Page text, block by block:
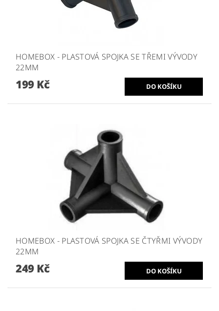
HOMEBOX - PLASTOVÁ SPOJKA SE TŘEMI VÝVODY
22MM
199 Kč
HOMEBOX - PLASTOVÁ SPOJKA SE ČTYŘMI VÝVODY
22MM
249 Kč